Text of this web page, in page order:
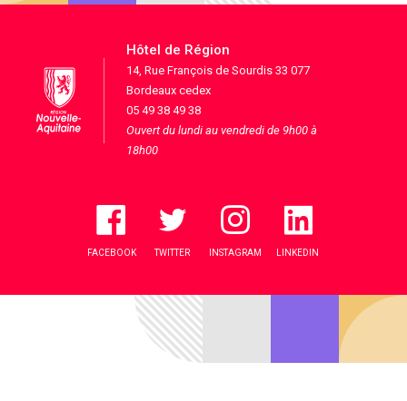
Hôtel de Région
14, Rue François de Sourdis 33 077
Bordeaux cedex
05 49 38 49 38
Ouvert du lundi au vendredi de 9h00 à
18h00
FACEBOOK TWITTER INSTAGRAM LINKEDIN